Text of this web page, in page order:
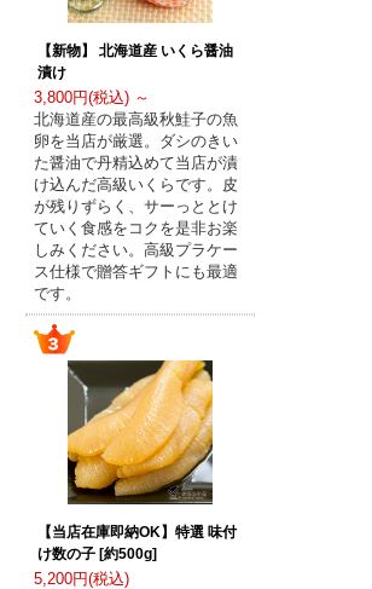
【新物】 北海道産 いくら醤油
漬け
3,800円(税込) ～
北海道産の最高級秋鮭子の魚
卵を当店が厳選。ダシのきい
た醤油で丹精込めて当店が漬
け込んだ高級いくらです。皮
が残りずらく、サーっととけ
ていく食感をコクを是非お楽
しみください。高級プラケー
ス仕様で贈答ギフトにも最適
です。
【当店在庫即納OK】特選 味付
け数の子 [約500g]
5,200円(税込)